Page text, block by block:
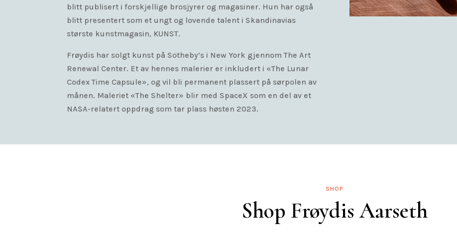
blitt publisert i forskjellige brosjyrer og magasiner. Hun har også
blitt presentert som et ungt og lovende talent i Skandinavias
største kunstmagasin, KUNST.
Frøydis har solgt kunst på Sotheby’s i New York gjennom The Art
Renewal Center. Et av hennes malerier er inkludert i «The Lunar
Codex Time Capsule», og vil bli permanent plassert på sørpolen av
månen. Maleriet «The Shelter» blir med SpaceX som en del av et
NASA-relatert oppdrag som tar plass høsten 2023.
SHOP
Shop Frøydis Aarseth